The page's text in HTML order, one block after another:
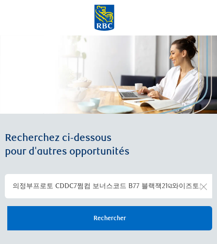
Skip to main content
Recherchez ci-dessous
pour d'autres opportunités
Rechercher